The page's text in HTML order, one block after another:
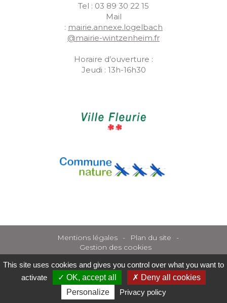
Tel : 03 89 30 22 15
Mail
: mairie.annexe.logelbach
@mairie-wintzenheim.fr
Horaire d’ouverture :
Jeudi : 13h-16h30
Mentions légales
Plan du site
Gestion des cookies
This site uses cookies and gives you control over what you want to
activate
OK, accept all
Deny all cookies
Personalize
Privacy policy